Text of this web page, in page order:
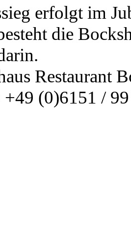
erfolgt im
die
Restaurant
+49 (0)6151 /